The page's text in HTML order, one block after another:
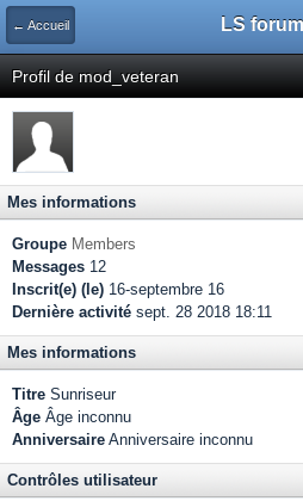
← Accueil LS
Profil de mod_veteran
Mes informations
Groupe Members
Messages 12
Inscrit(e) (le) 16-septembre 16
Dernière activité sept. 28 2018 18:11
Mes informations
Titre Sunriseur
Âge Âge inconnu
Anniversaire Anniversaire inconnu
Contrôles utilisateur